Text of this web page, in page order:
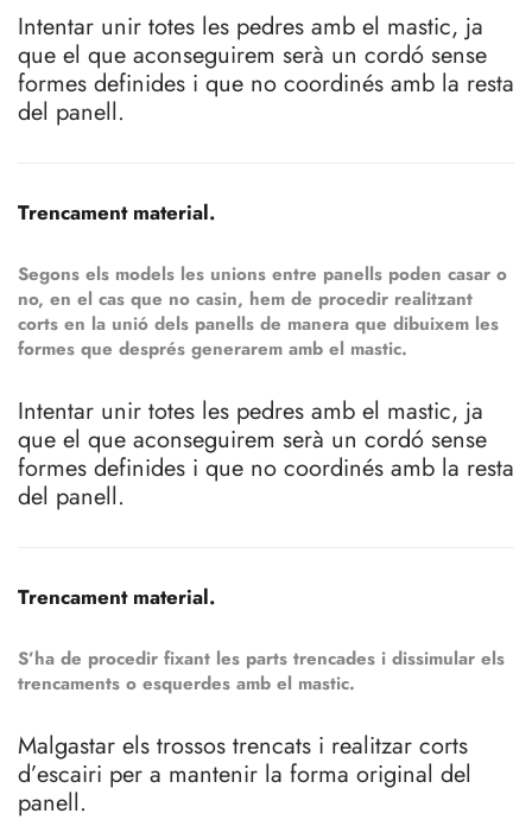
Intentar unir totes les pedres amb el mastic, ja
que el que aconseguirem serà un cordó sense
formes definides i que no coordinés amb la resta
del panell.
Trencament material.
Segons els models les unions entre panells poden casar o
no, en el cas que no casin, hem de procedir realitzant
corts en la unió dels panells de manera que dibuixem les
formes que després generarem amb el mastic.
Intentar unir totes les pedres amb el mastic, ja
que el que aconseguirem serà un cordó sense
formes definides i que no coordinés amb la resta
del panell.
Trencament material.
S’ha de procedir fixant les parts trencades i dissimular els
trencaments o esquerdes amb el mastic.
Malgastar els trossos trencats i realitzar corts
d’escairi per a mantenir la forma original del
panell.